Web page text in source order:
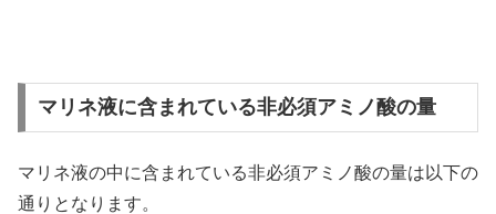
マリネ液に含まれている非必須アミノ酸の量
マリネ液の中に含まれている非必須アミノ酸の量は以下の
通りとなります。